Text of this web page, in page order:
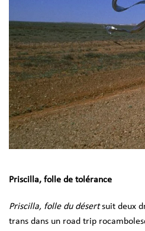
Priscilla, folle de tolérance
Priscilla, folle du désertsuit deux
trans dans un road trip